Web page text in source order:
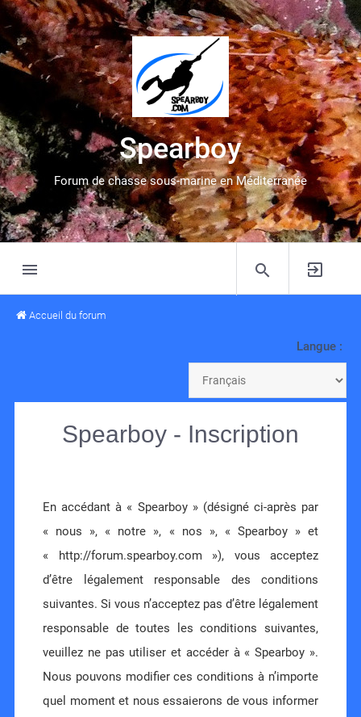
Spearboy
Forum de chasse sous-marine en Méditerranée
Accueil du forum
Langue :
Spearboy - Inscription
En accédant à « Spearboy » (désigné ci-après par
« nous », « notre », « nos », « Spearboy » et
« http://forum.spearboy.com »), vous acceptez
d’être légalement responsable des conditions
suivantes. Si vous n’acceptez pas d’être légalement
responsable de toutes les conditions suivantes,
veuillez ne pas utiliser et accéder à « Spearboy ».
Nous pouvons modifier ces conditions à n’importe
quel moment et nous essaierons de vous informer